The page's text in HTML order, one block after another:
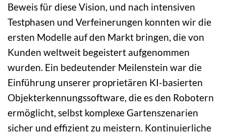
Beweis für diese Vision, und nach intensiven
Testphasen und Verfeinerungen konnten wir die
ersten Modelle auf den Markt bringen, die von
Kunden weltweit begeistert aufgenommen
wurden. Ein bedeutender Meilenstein war die
Einführung unserer proprietären KI-basierten
Objekterkennungssoftware, die es den Robotern
ermöglicht, selbst komplexe Gartenszenarien
sicher und effizient zu meistern. Kontinuierliche